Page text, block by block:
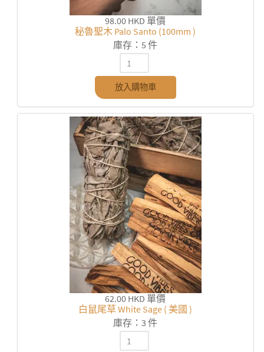
98.00 HKD 單價
秘魯聖木 Palo Santo (100mm )
庫存：5 件
放入購物車
62.00 HKD 單價
白鼠尾草 White Sage ( 美國 )
庫存：3 件